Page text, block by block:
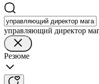
управляющий директор
Резюме